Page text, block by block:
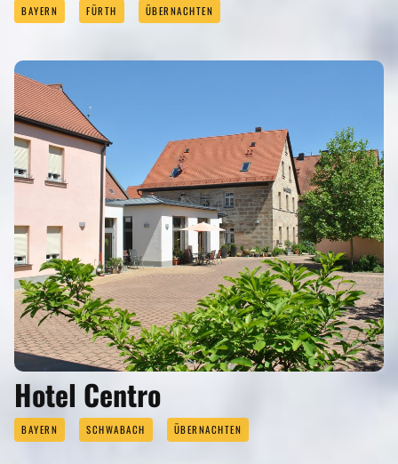
BAYERN FÜRTH ÜBERNACHTEN
Hotel Centro
BAYERN SCHWABACH ÜBERNACHTEN